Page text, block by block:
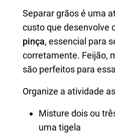
Separar grãos é uma
custo que desenvolve
pinça, essencial para
corretamente. Feijão,
são perfeitos para
Organize a atividade
Misture dois ou
uma tigela